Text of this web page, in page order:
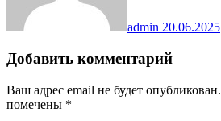
admin 20.06.2025
Добавить комментарий
Ваш адрес email не будет опубликован.
помечены *